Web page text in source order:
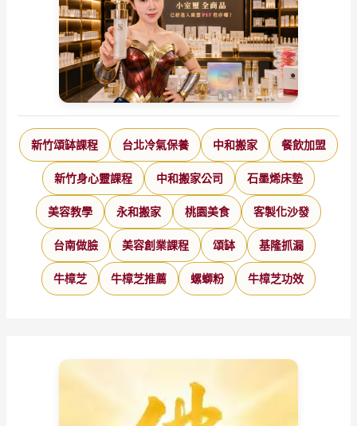
新竹頌缽課程 台北冷氣保養 中和搬家 餐飲加盟
新竹身心靈課程 中和搬家公司 石墨烯床墊
美容教學 永和搬家 桃園美食 客製化沙發
台南做臉 美容創業課程 頌缽 基隆抓漏
牛樟芝 牛樟芝推薦 螺螄粉 牛樟芝功效